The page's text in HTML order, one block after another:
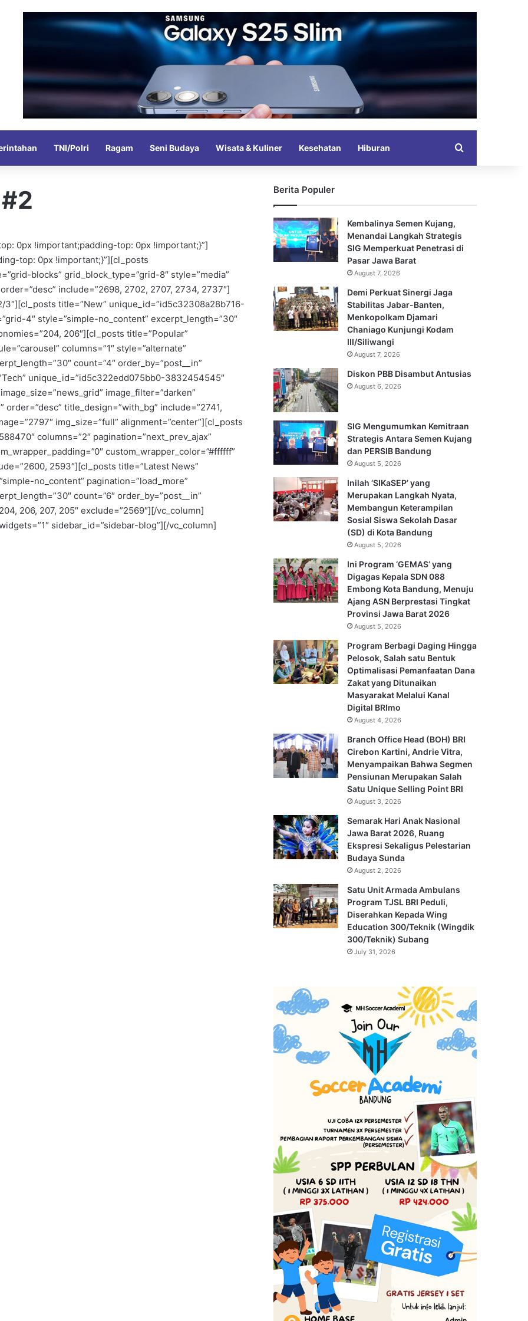
TNI/Polri Ragam Seni Budaya Wisata & Kuliner Kesehatan Hiburan
0px !important;padding-top: 0px !important;}”]
top: 0px !important;}”][cl_posts
blocks” grid_block_type=”grid-8″ style=”media”
include=”2698, 2702, 2707, 2734, 2737″]
title=”New” unique_id=”id5c32308a28b716-
4″ style=”simple-no_content” excerpt_length=”30″
206″][cl_posts title=”Popular”
columns=”1″ style=”alternate”
count=”4″ order_by=”post__in”
unique_id=”id5c322edd075bb0-3832454545″
image_filter=”darken”
order=”desc” title_design=”with_bg” include=”2741,
img_size=”full” alignment=”center”][cl_posts
columns=”2″ pagination=”next_prev_ajax”
custom_wrapper_color=”#ffffff”
2593″][cl_posts title=”Latest News”
no_content” pagination=”load_more”
count=”6″ order_by=”post__in”
206, 207, 205″ exclude=”2569″][/vc_column]
sidebar_id=”sidebar-blog”][/vc_column]
Berita Populer
Kembalinya Semen Kujang,
Menandai Langkah Strategis
SIG Memperkuat Penetrasi di
Pasar Jawa Barat
August 7, 2026
Demi Perkuat Sinergi Jaga
Stabilitas Jabar-Banten,
Menkopolkam Djamari
Chaniago Kunjungi Kodam
III/Siliwangi
August 7, 2026
Diskon PBB Disambut Antusias
August 6, 2026
SIG Mengumumkan Kemitraan
Strategis Antara Semen Kujang
dan PERSIB Bandung
August 5, 2026
Inilah ‘SIKaSEP’ yang
Merupakan Langkah Nyata,
Membangun Keterampilan
Sosial Siswa Sekolah Dasar
(SD) di Kota Bandung
August 5, 2026
Ini Program ‘GEMAS’ yang
Digagas Kepala SDN 088
Embong Kota Bandung, Menuju
Ajang ASN Berprestasi Tingkat
Provinsi Jawa Barat 2026
August 5, 2026
Program Berbagi Daging Hingga
Pelosok, Salah satu Bentuk
Optimalisasi Pemanfaatan Dana
Zakat yang Ditunaikan
Masyarakat Melalui Kanal
Digital BRImo
August 4, 2026
Branch Office Head (BOH) BRI
Cirebon Kartini, Andrie Vitra,
Menyampaikan Bahwa Segmen
Pensiunan Merupakan Salah
Satu Unique Selling Point BRI
August 3, 2026
Semarak Hari Anak Nasional
Jawa Barat 2026, Ruang
Ekspresi Sekaligus Pelestarian
Budaya Sunda
August 2, 2026
Satu Unit Armada Ambulans
Program TJSL BRI Peduli,
Diserahkan Kepada Wing
Education 300/Teknik (Wingdik
300/Teknik) Subang
July 31, 2026